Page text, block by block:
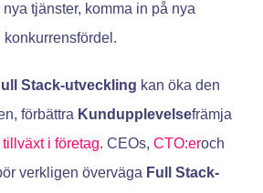
tjänster, komma in på nya
konkurrensfördel.
Stack-utveckling kan öka den
förbättra Kundupplevelsefrämja
tillväxt i företag. CEOs, CTO:eroch
verkligen överväga Full Stack-